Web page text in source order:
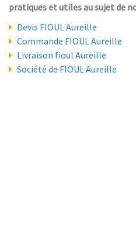
pratiques et utiles au sujet de
Devis FIOUL Aureille
Commande FIOUL Aureille
Livraison fioul Aureille
Société de FIOUL Aureille